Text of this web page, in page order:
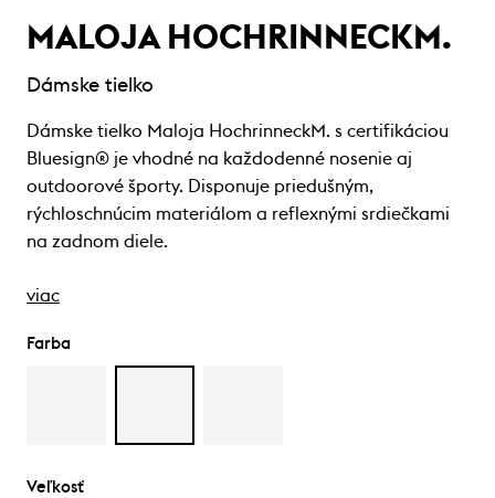
MALOJA HOCHRINNECKM.
Dámske tielko
Dámske tielko Maloja HochrinneckM. s certifikáciou
Bluesign® je vhodné na každodenné nosenie aj
outdoorové športy. Disponuje priedušným,
rýchloschnúcim materiálom a reflexnými srdiečkami
na zadnom diele.
viac
Farba
Veľkosť